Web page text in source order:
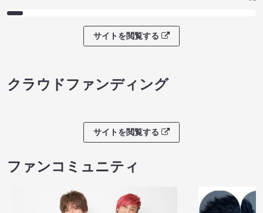
サイトを閲覧する
クラウドファンディング
サイトを閲覧する
ファンコミュニティ